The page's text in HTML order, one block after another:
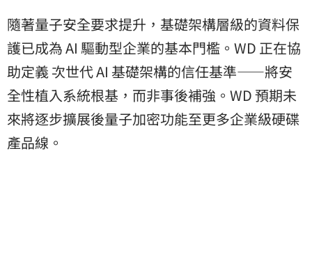
隨著量子安全要求提升，基礎架構層級的資料保
護已成為 AI 驅動型企業的基本門檻。WD 正在協
助定義 次世代 AI 基礎架構的信任基準——將安
全性植入系統根基，而非事後補強。WD 預期未
來將逐步擴展後量子加密功能至更多企業級硬碟
產品線。